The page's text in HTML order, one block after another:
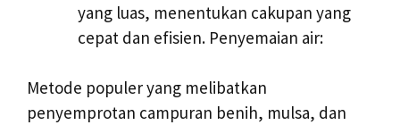
yang luas, menentukan cakupan yang
cepat dan efisien. Penyemaian air:
Metode populer yang melibatkan
penyemprotan campuran benih, mulsa, dan